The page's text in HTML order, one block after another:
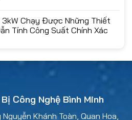
Chạy Được Những Thiết
Tính Công Suất Chính Xác
Công Nghệ Bình Minh
Khánh Toàn, Quan Hoa,